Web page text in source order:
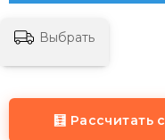
Выбрать
🧮 Рассчитать